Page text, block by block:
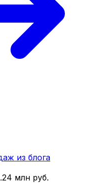
из блога
млн руб.